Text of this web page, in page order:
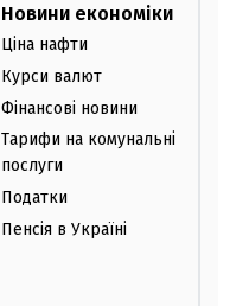
Новини економіки
Ціна нафти
Курси валют
Фінансові новини
Тарифи на комунальні
послуги
Податки
Пенсія в Україні